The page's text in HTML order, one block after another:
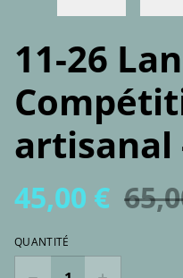
11-26
artisanal
45,00 €
QUANTITÉ